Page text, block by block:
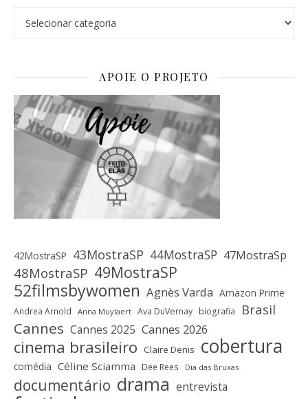
APOIE O PROJETO
42MostraSP 43MostraSP 44MostraSP 47MostraSp
48MostraSP 49MostraSP
52filmsbywomen Agnès Varda Amazon Prime
Andrea Arnold Anna Muylaert Ava DuVernay biografia Brasil
Cannes Cannes 2025 Cannes 2026
cinema brasileiro Claire Denis cobertura
comédia Céline Sciamma Dee Rees Dia das Bruxas
documentário drama entrevista